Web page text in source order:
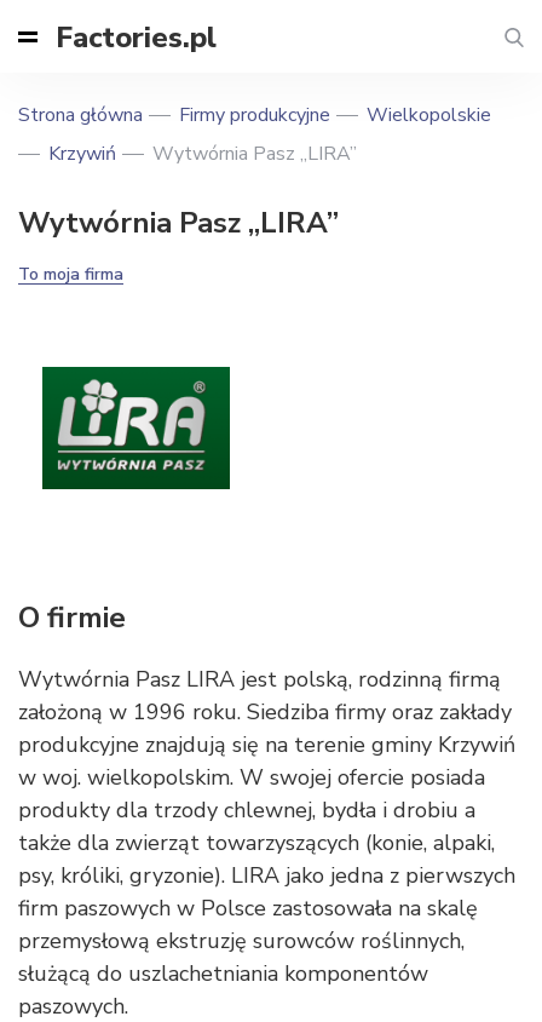
Factories.pl
Strona główna Firmy produkcyjne
Wielkopolskie
Krzywiń
Wytwórnia Pasz „LIRA”
Wytwórnia Pasz „LIRA”
To moja firma
O firmie
Wytwórnia Pasz LIRA jest polską, rodzinną firmą
założoną w 1996 roku. Siedziba firmy oraz zakłady
produkcyjne znajdują się na terenie gminy Krzywiń
w woj. wielkopolskim. W swojej ofercie posiada
produkty dla trzody chlewnej, bydła i drobiu a
także dla zwierząt towarzyszących (konie, alpaki,
psy, króliki, gryzonie). LIRA jako jedna z pierwszych
firm paszowych w Polsce zastosowała na skalę
przemysłową ekstruzję surowców roślinnych,
służącą do uszlachetniania komponentów
paszowych.